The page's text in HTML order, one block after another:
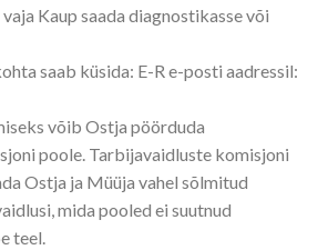
Kaup saada diagnostikasse või
saab küsida: E-R e-posti aadressil:
võib Ostja pöörduda
poole. Tarbijavaidluste komisjoni
Ostja ja Müüja vahel sõlmitud
mida pooled ei suutnud
teel.